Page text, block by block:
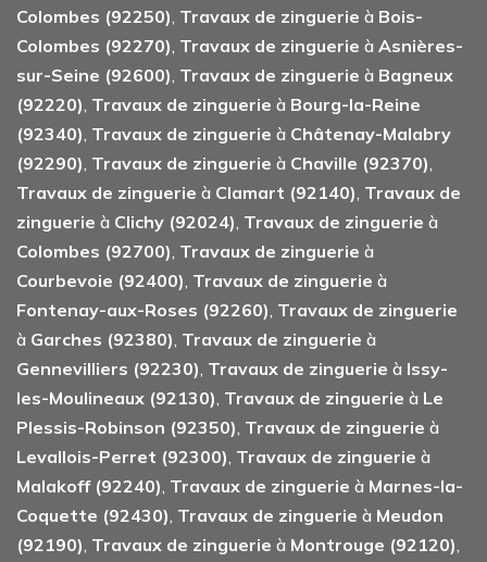
Colombes (92250), Travaux de zinguerie à Bois-
Colombes (92270), Travaux de zinguerie à Asnières-
sur-Seine (92600), Travaux de zinguerie à Bagneux
(92220), Travaux de zinguerie à Bourg-la-Reine
(92340), Travaux de zinguerie à Châtenay-Malabry
(92290), Travaux de zinguerie à Chaville (92370),
Travaux de zinguerie à Clamart (92140), Travaux de
zinguerie à Clichy (92024), Travaux de zinguerie à
Colombes (92700), Travaux de zinguerie à
Courbevoie (92400), Travaux de zinguerie à
Fontenay-aux-Roses (92260), Travaux de zinguerie
à Garches (92380), Travaux de zinguerie à
Gennevilliers (92230), Travaux de zinguerie à Issy-
les-Moulineaux (92130), Travaux de zinguerie à Le
Plessis-Robinson (92350), Travaux de zinguerie à
Levallois-Perret (92300), Travaux de zinguerie à
Malakoff (92240), Travaux de zinguerie à Marnes-la-
Coquette (92430), Travaux de zinguerie à Meudon
(92190), Travaux de zinguerie à Montrouge (92120),